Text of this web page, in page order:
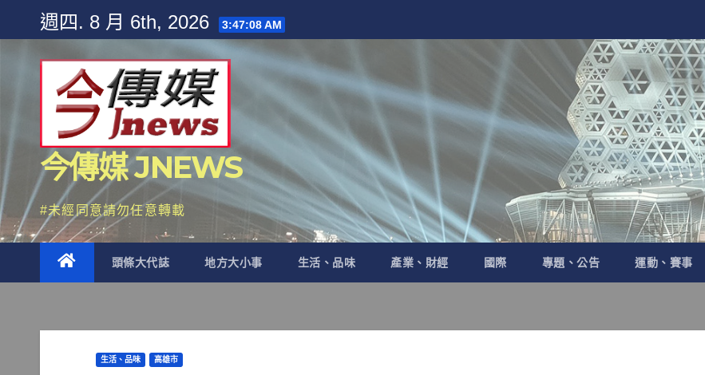
content
週四. 8 月 6th, 2026 3:47:10 AM
今傳媒 JNEWS
#未經同意請勿任意轉載
頭條大代誌 地方大小事 生活、品味 產業、財經 國際 專題、公告 運動、賽事
生活、品味 高雄市